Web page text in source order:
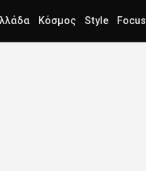
Κόσμος Style Focus